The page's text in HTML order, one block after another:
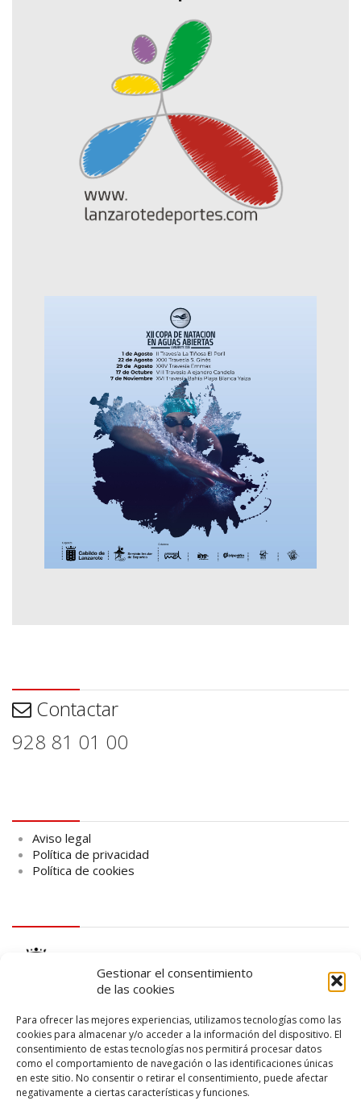
Gestionar el consentimiento
de las cookies
Para ofrecer las mejores experiencias, utilizamos tecnologías como las
cookies para almacenar y/o acceder a la información del dispositivo. El
consentimiento de estas tecnologías nos permitirá procesar datos
como el comportamiento de navegación o las identificaciones únicas
en este sitio. No consentir o retirar el consentimiento, puede afectar
negativamente a ciertas características y funciones.
Contactar
928 81 01 00
Aviso legal
Política de privacidad
Política de cookies
logo SID